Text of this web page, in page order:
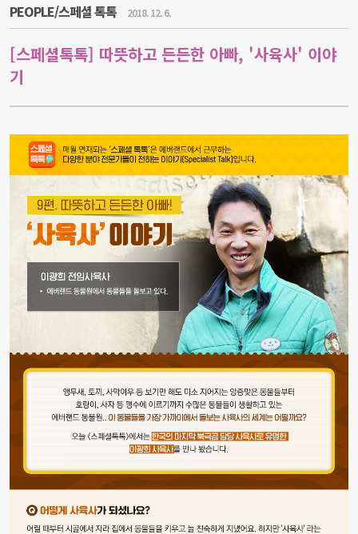
PEOPLE/스페셜 톡톡 2018. 12. 6.
[스페셜톡톡] 따뜻하고 든든한 아빠, '사육사' 이야
기